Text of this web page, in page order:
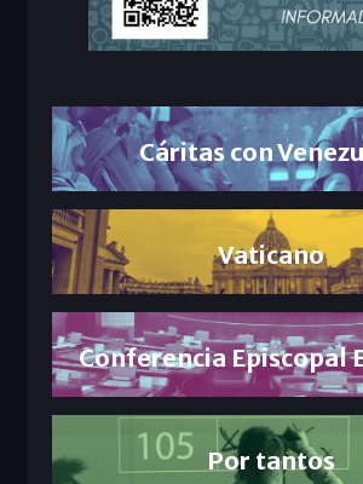
Cáritas con
Vaticano
Conferencia Episcopal
Por tantos